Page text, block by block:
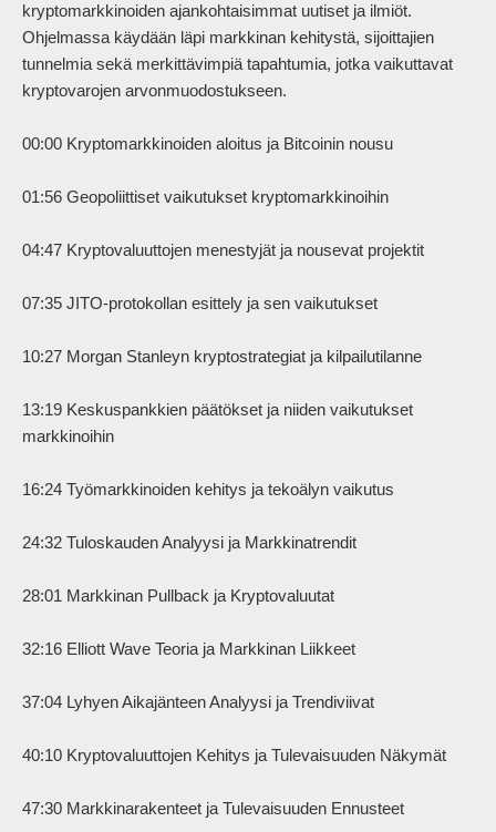
kryptomarkkinoiden ajankohtaisimmat uutiset ja ilmiöt.
Ohjelmassa käydään läpi markkinan kehitystä, sijoittajien
tunnelmia sekä merkittävimpiä tapahtumia, jotka vaikuttavat
kryptovarojen arvonmuodostukseen.
00:00 Kryptomarkkinoiden aloitus ja Bitcoinin nousu
01:56 Geopoliittiset vaikutukset kryptomarkkinoihin
04:47 Kryptovaluuttojen menestyjät ja nousevat projektit
07:35 JITO-protokollan esittely ja sen vaikutukset
10:27 Morgan Stanleyn kryptostrategiat ja kilpailutilanne
13:19 Keskuspankkien päätökset ja niiden vaikutukset
markkinoihin
16:24 Työmarkkinoiden kehitys ja tekoälyn vaikutus
24:32 Tuloskauden Analyysi ja Markkinatrendit
28:01 Markkinan Pullback ja Kryptovaluutat
32:16 Elliott Wave Teoria ja Markkinan Liikkeet
37:04 Lyhyen Aikajänteen Analyysi ja Trendiviivat
40:10 Kryptovaluuttojen Kehitys ja Tulevaisuuden Näkymät
47:30 Markkinarakenteet ja Tulevaisuuden Ennusteet